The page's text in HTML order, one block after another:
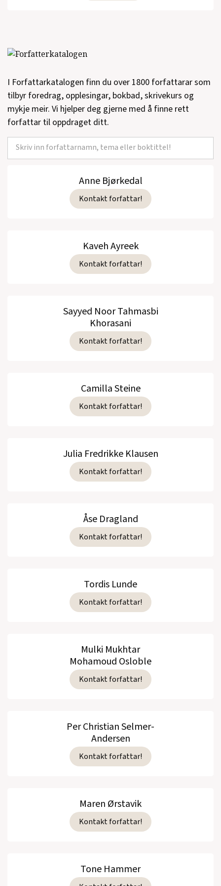
Steve McQueen er død.(Oktober, Roman,
Motormelkeveien.
En følsom tid.(Lyrikk, 1993)
Dypt mørke. (Roman, 1992)
Hvalene i Glasgow.(Roman, 1990)
I dødvanne.(Lyrikk, 1989)
Gjendiktning, 1988)
Sanger fra måneraketten(Lyrikk, 1987)
I Forfattarkatalogen finn du over 1800 forfattarar som
tilbyr foredrag, opplesingar, bokbad, skrivekurs og
mykje meir. Vi hjelper deg gjerne med å finne rett
forfattar til oppdraget ditt.
Anne Bjørkedal
Kontakt forfattar!
Kaveh Ayreek
Kontakt forfattar!
Sayyed Noor Tahmasbi
Khorasani
Kontakt forfattar!
Camilla Steine
Kontakt forfattar!
Julia Fredrikke Klausen
Kontakt forfattar!
Åse Dragland
Kontakt forfattar!
Tordis Lunde
Kontakt forfattar!
Mulki Mukhtar
Mohamoud Osloble
Kontakt forfattar!
Per Christian Selmer-
Andersen
Kontakt forfattar!
Maren Ørstavik
Kontakt forfattar!
Tone Hammer